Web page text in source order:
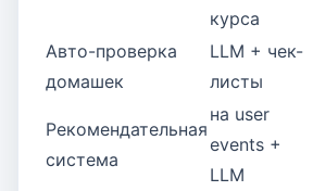
курса
Авто-проверка
домашек
LLM + чек-
листы
Рекомендательная
система
на user
events +
LLM